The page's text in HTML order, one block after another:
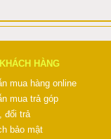
HÀNG
mua hàng online
mua trả góp
đổi trả
bảo mật